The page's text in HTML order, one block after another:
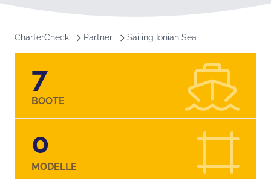
CharterCheck Partner Sailing Ionian Sea
7
BOOTE
0
MODELLE